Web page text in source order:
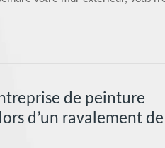
de peinture
d’un ravalement de